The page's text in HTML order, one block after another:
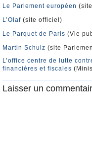
Le Parlement européen
L’Olaf (site officiel)
Le Parquet de Paris (Vie
Martin Schulz (site
L’office centre de lutte
financières et fiscales
Laisser un